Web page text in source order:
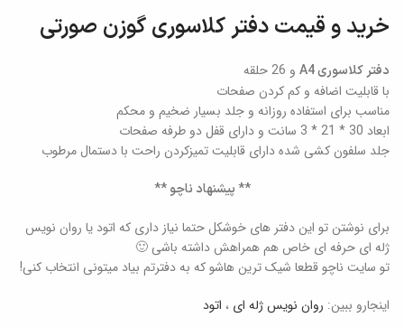
خرید و قیمت دفتر کلاسوری گوزن صورتی
دفتر کلاسوری A4
و 26 حلقه
با قابلیت اضافه و کم کردن صفحات
مناسب برای استفاده روزانه و جلد بسیار ضخیم و محکم
ابعاد 30 * 21 * 3 سانت و دارای قفل دو طرفه صفحات
جلد سلفون کشی شده دارای قابلیت تمیزکردن راحت با دستمال مرطوب
** پیشنهاد ناچو **
برای نوشتن تو این دفتر های خوشکل حتما نیاز داری که اتود یا روان نویس
ژله ای حرفه ای خاص هم همراهش داشته باشی 🙂
تو سایت ناچو قطعا شیک ترین هاشو که به دفترتم بیاد میتونی انتخاب کنی!
اینجارو ببین: روان نویس ژله ای ، اتود